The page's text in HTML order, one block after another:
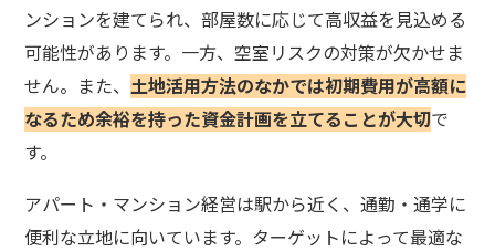
ンションを建てられ、部屋数に応じて高収益を見込める
可能性があります。一方、空室リスクの対策が欠かせま
せん。また、 土地活用方法のなかでは初期費用が高額に
なるため余裕を持った資金計画を立てることが大切で
す。
アパート・マンション経営は駅から近く、通勤・通学に
便利な立地に向いています。ターゲットによって最適な